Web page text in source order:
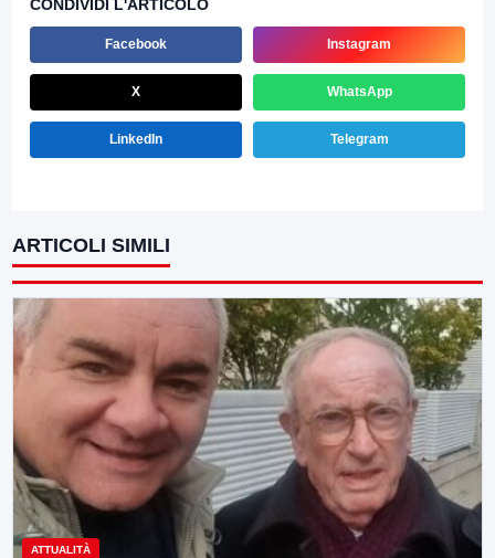
CONDIVIDI L'ARTICOLO
Facebook Instagram
X WhatsApp
LinkedIn Telegram
ARTICOLI SIMILI
ATTUALITÀ